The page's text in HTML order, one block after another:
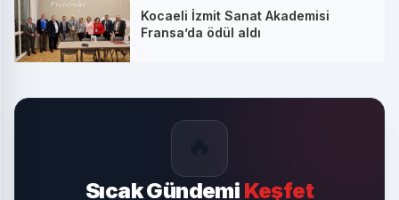
Kocaeli İzmit Sanat Akademisi
Fransa’da ödül aldı
Sıcak Gündemi Keşfet